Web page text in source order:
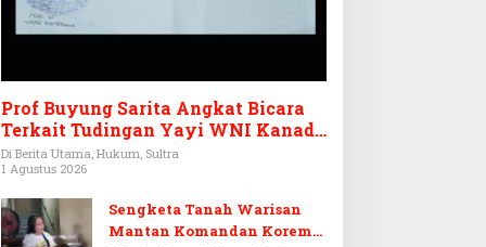
Prof Buyung Sarita Angkat Bicara
Terkait Tudingan Yayi WNI Kanada
Ditagih Utang Rp3,6 Miliar
Di Berita Utama, Hukum, Sultra
1 Agustus 2026
Sengketa Tanah Warisan
Mantan Komandan Korem